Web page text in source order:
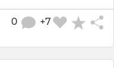
+7
0